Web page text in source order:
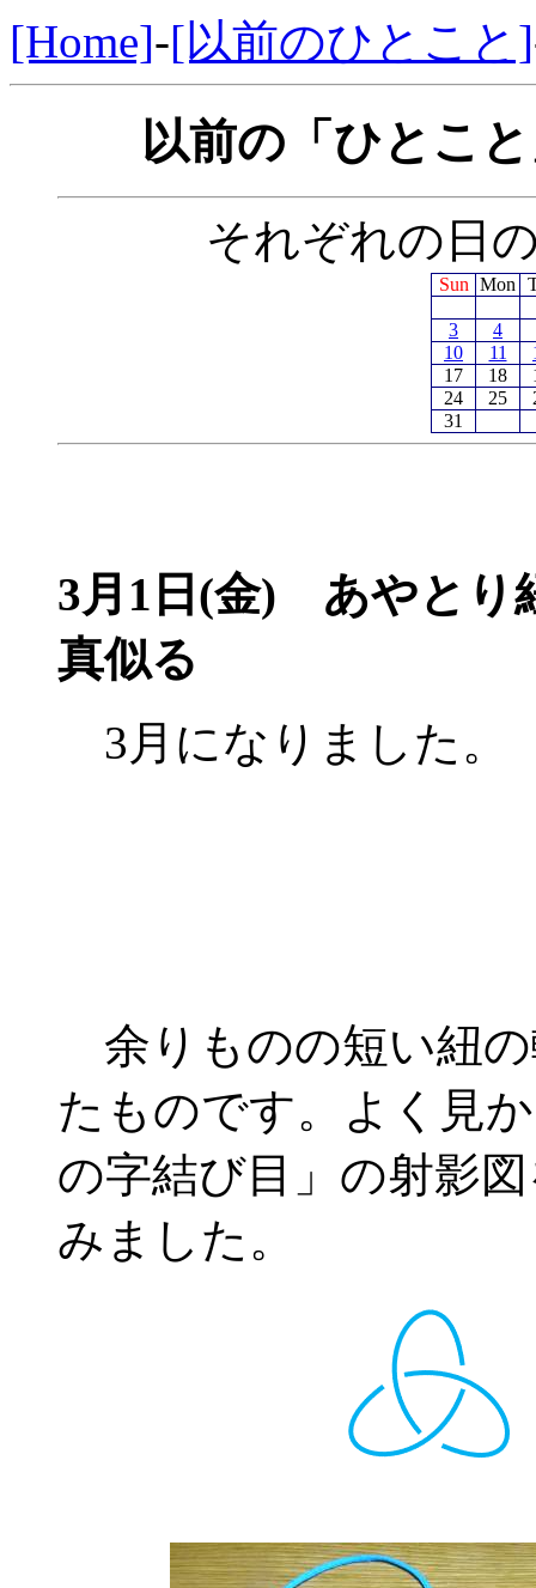
[Home]-[以前のひとこと]
以前の「ひとこ
それぞれの日
Sun Mon
3
4
10
11
17
18
24
25
31
3月1日(金) あやとり
真似る
3月になりました。
余りものの短い紐
たものです。よく見
の字結び目」の射影
みました。